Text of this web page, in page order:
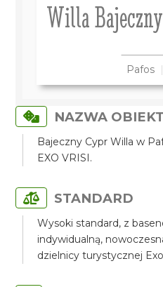
Willa
Pafos
NAZWA
Bajeczny Cypr Willa w
EXO VRISI.
STANDARD
Wysoki standard, z
indywidualną,
dzielnicy turystycznej